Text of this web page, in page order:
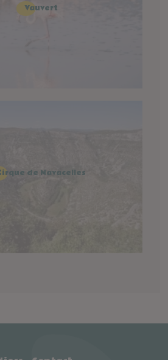
Vauvert
de Navacelles